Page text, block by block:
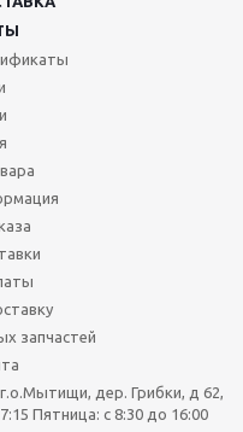
запчастей
дер. Грибки, д 62,
Пятница: c 8:30 до 16:00